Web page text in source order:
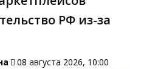
РФ из-за
08 августа 2026, 10:00